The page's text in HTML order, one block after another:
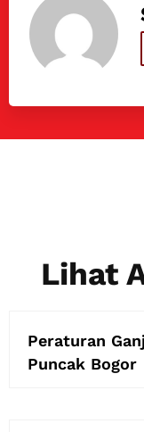
Lihat
Peraturan
Puncak Bogor